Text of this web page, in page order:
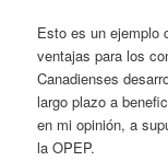
Esto es un ejemplo
ventajas para los
Canadienses
largo plazo a
en mi opinión, a
la OPEP.